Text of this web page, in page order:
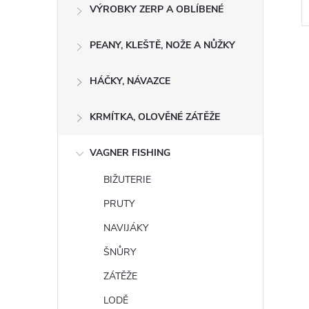
VÝROBKY ZERP A OBLÍBENÉ
PEANY, KLEŠTĚ, NOŽE A NŮŽKY
HÁČKY, NÁVAZCE
KRMÍTKA, OLOVĚNÉ ZÁTĚŽE
VAGNER FISHING
BIŽUTERIE
PRUTY
NAVIJÁKY
ŠNŮRY
ZÁTĚŽE
LODĚ